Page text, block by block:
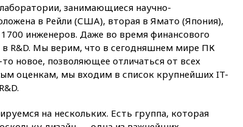
вчера, 18:39Два человека
погибли в результате удара
ВСУ по многоэтажке в Керчи
вчера, 18:25Беспилотник
атаковал турецкий сухогруз у
побережья Новороссийска
году более чем на четверть
занимающиеся научно-
в Рейли (США), вторая в Ямато (Япония),
инженеров. Даже во время финансового
R&D. Мы верим, что в сегодняшнем мире ПК
новое, позволяющее отличаться от всех
оценкам, мы входим в список крупнейших IT-
на нескольких. Есть группа, которая